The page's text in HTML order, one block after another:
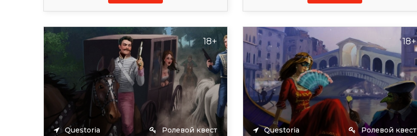
18+
Questoria Ролевой квест
18+
Questoria Ролевой квест